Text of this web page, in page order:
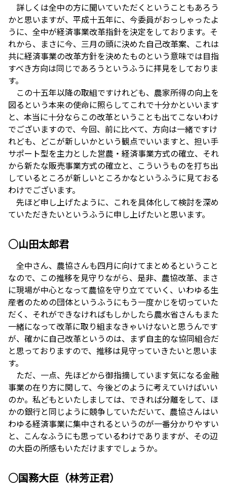
詳しくは全中の方に聞いていただくということもあろう
かと思いますが、平成十五年に、今委員がおっしゃったよ
うに、全中が経済事業改革指針を決定をしております。そ
れから、まさに今、三月の頭に決めた自己改革案、これは
共に経済事業の改革方針を決めたものという意味では目指
すべき方向は同じであろうというふうに拝見をしておりま
す。
この十五年以降の取組ですけれども、農家所得の向上を
図るという本来の使命に照らしてこれで十分かといいます
と、本当に十分ならこの改革ということも出てこないわけ
でございますので、今回、前に比べて、方向は一緒ですけ
れども、どこが新しいかという観点でいいますと、担い手
サポート型を主力とした営農・経済事業方式の確立、それ
から新たな販売事業方式の確立と、こういうものを打ち出
しているところが新しいところかなというふうに見ておる
わけでございます。
先ほど申し上げたように、これを具体化して検討を深め
ていただきたいというふうに申し上げたいと思います。
○山田太郎君
全中さん、農協さんも四月に向けてまとめるということ
なので、この推移を見守りながら、是非、農協改革、まさ
に現場が中心となって農協を守り立てていく、いわゆる生
産者のための団体というふうにもう一度かじを切っていた
だく、それができなければもしかしたら農水省さんもまた
一緒になって改革に取り組まなきゃいけないと思うんです
が、確かに自己改革というのは、まず自主的な協同組合だ
と思っておりますので、推移は見守っていきたいと思いま
す。
ただ、一点、先ほどから御指摘しています気になる金融
事業の在り方に関して、今後どのように考えていけばいい
のか。私どもといたしましては、できれば分離をして、ほ
かの銀行と同じように競争していただいて、農協さんはい
わゆる経済事業に集中されるというのが一番分かりやすい
と、こんなふうにも思っているわけでありますが、その辺
の大臣の所感もいただけますでしょうか。
○国務大臣（林芳正君）